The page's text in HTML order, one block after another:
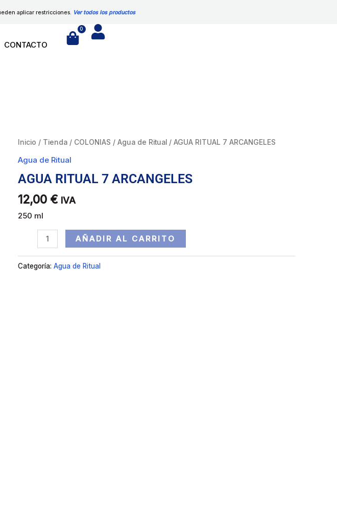
aplicar restricciones. Ver todos los productos
CONTACTO
0
Cart
Inicio / Tienda / COLONIAS /Agua de Ritual / AGUA RITUAL 7 ARCANGELES
Agua de Ritual
AGUA RITUAL 7 ARCANGELES
12,00 € IVA
250 ml
AGUA
RITUAL
ARCANGELES
cantidad
AÑADIR AL CARRITO
Categoría:Agua de Ritual
ARCANGELES